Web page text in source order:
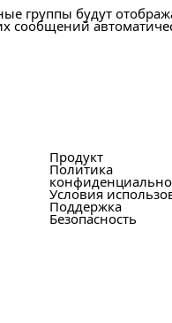
группы будут
сообщений
Продукт
Политика
Условия
Поддержка
Безопасность